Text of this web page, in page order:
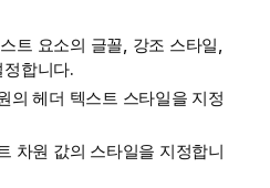
트 요소의 글꼴, 강조 스타일,
합니다.
의 헤더 텍스트 스타일을 지정
차원 값의 스타일을 지정합니